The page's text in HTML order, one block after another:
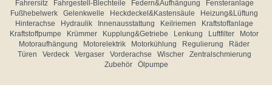
Fahrersitz
Fahrgestell-Blechteile Federn&Aufhängung
Fensteranlage
Fußhebelwerk
Gelenkwelle Heckdeckel&Kastensäule
Heizung&Lüftung
Hinterachse
Hydraulik Innenausstattung Keilriemen
Kraftstoffanlage
Kraftstoffpumpe
Krümmer Kupplung&Getriebe Lenkung Luftfilter
Motor
Motoraufhängung
Motorelektrik Motorkühlung Regulierung
Räder
Türen
Verdeck Vergaser Vorderachse Wischer
Zentralschmierung
Zubehör
Ölpumpe